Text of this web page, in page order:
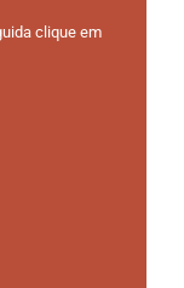
clique em